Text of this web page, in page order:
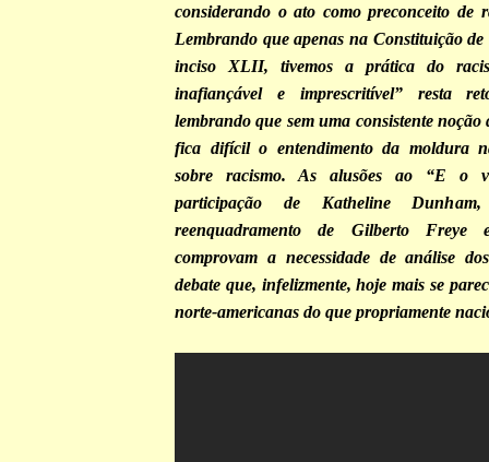
considerando o ato como preconceito de
Lembrando que apenas na Constituição
inciso XLII, tivemos a prática do
inafiançável e imprescritível” resta
lembrando que sem uma consistente noção
fica difícil o entendimento da moldura
sobre racismo. As alusões ao “E o
participação de Katheline
reenquadramento de Gilberto Freye
comprovam a necessidade de análise
debate que, infelizmente, hoje mais se
norte-americanas do que propriamente